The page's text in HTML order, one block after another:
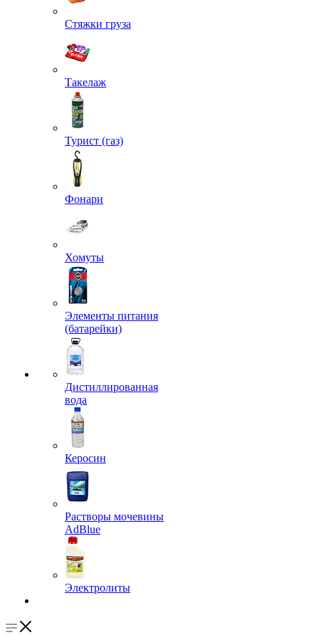
Стяжки груза
Такелаж
Турист (газ)
Фонари
Хомуты
Элементы питания
(батарейки)
Дистиллированная
вода
Керосин
Растворы мочевины
AdBlue
Электролиты